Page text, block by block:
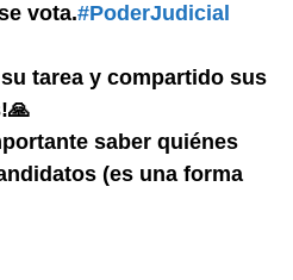
vota.#PoderJudicial
tarea y compartido sus
saber quiénes
(es una forma